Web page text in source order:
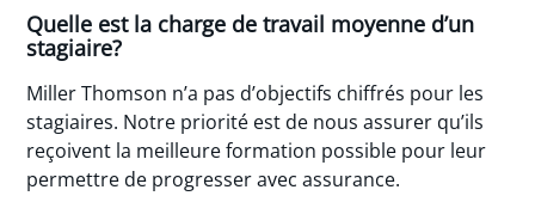
Quelle est la charge de travail moyenne d’un
stagiaire?
Miller Thomson n’a pas d’objectifs chiffrés pour les
stagiaires. Notre priorité est de nous assurer qu’ils
reçoivent la meilleure formation possible pour leur
permettre de progresser avec assurance.